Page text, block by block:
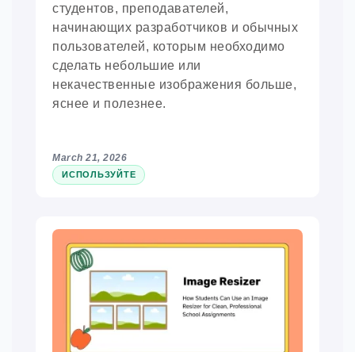
студентов, преподавателей,
начинающих разработчиков и обычных
пользователей, которым необходимо
сделать небольшие или
некачественные изображения больше,
яснее и полезнее.
March 21, 2026
ИСПОЛЬЗУЙТЕ